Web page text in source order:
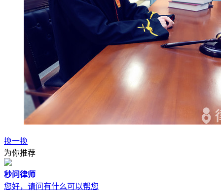
换一换
为你推荐
秒问律师
您好，请问有什么可以帮您